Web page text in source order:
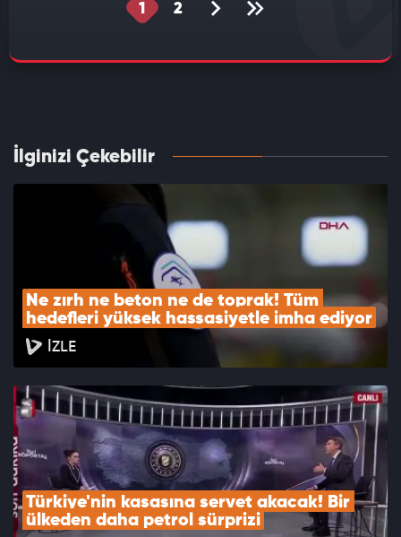
1 2
İlginizi Çekebilir
Ne zırh ne beton ne de toprak! Tüm
hedefleri yüksek hassasiyetle imha ediyor
İZLE
Türkiye'nin kasasına servet akacak! Bir
ülkeden daha petrol sürprizi